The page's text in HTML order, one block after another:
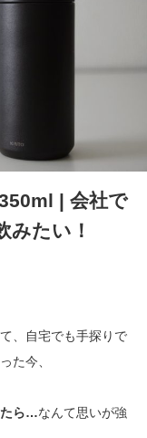
| 会社で
みたい！
、自宅でも手探りで
た今、
たら…なんて思いが強